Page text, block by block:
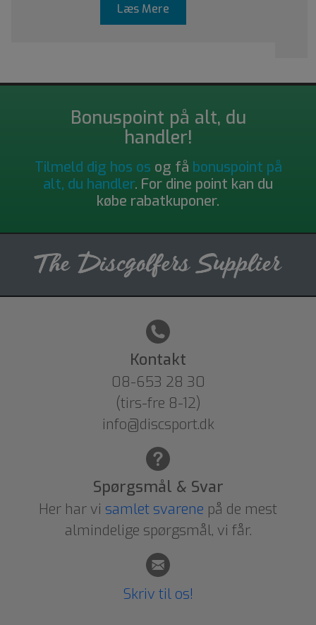
Læs Mere
Bonuspoint på alt, du
handler!
Tilmeld dig hos os og få bonuspoint på
alt, du handler. For dine point kan du
købe rabatkuponer.
Kontakt
08-653 28 30
(tirs-fre 8-12)
info@discsport.dk
Spørgsmål & Svar
Her har vi samlet svarene på de mest
almindelige spørgsmål, vi får.
Skriv til os!